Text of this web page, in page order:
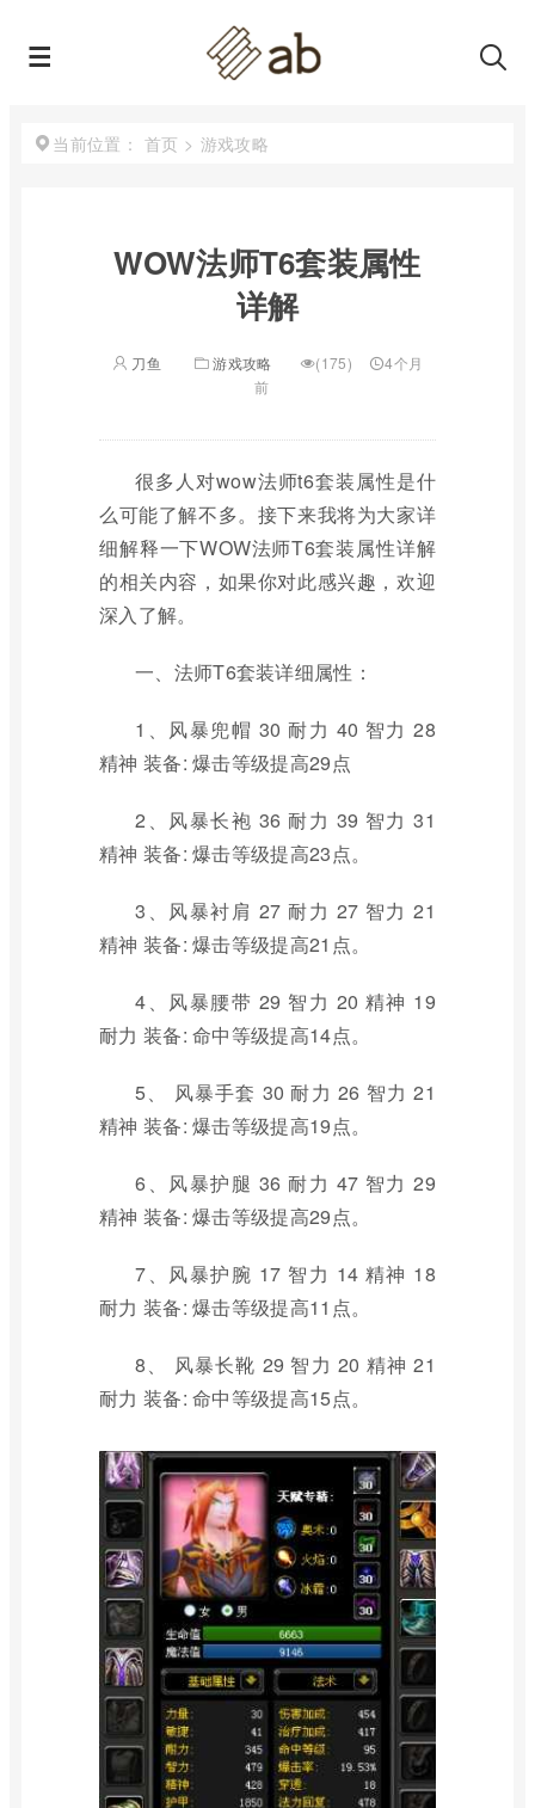
当前位置： 首页 > 游戏攻略
WOW法师T6套装属性
详解
刀鱼 游戏攻略 (175)
4个月
前
很多人对wow法师t6套装属性是什
么可能了解不多。接下来我将为大家详
细解释一下WOW法师T6套装属性详解
的相关内容，如果你对此感兴趣，欢迎
深入了解。
一、法师T6套装详细属性：
1、风暴兜帽 30 耐力 40 智力 28
精神 装备: 爆击等级提高29点
2、风暴长袍 36 耐力 39 智力 31
精神 装备: 爆击等级提高23点。
3、风暴衬肩 27 耐力 27 智力 21
精神 装备: 爆击等级提高21点。
4、风暴腰带 29 智力 20 精神 19
耐力 装备: 命中等级提高14点。
5、 风暴手套 30 耐力 26 智力 21
精神 装备: 爆击等级提高19点。
6、风暴护腿 36 耐力 47 智力 29
精神 装备: 爆击等级提高29点。
7、风暴护腕 17 智力 14 精神 18
耐力 装备: 爆击等级提高11点。
8、 风暴长靴 29 智力 20 精神 21
耐力 装备: 命中等级提高15点。